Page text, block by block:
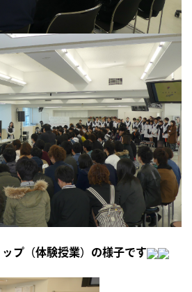
プ（体験授業）の様子です